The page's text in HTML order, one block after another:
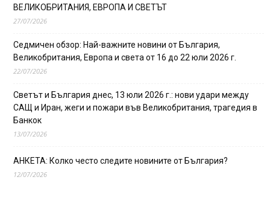
ВЕЛИКОБРИТАНИЯ, ЕВРОПА И СВЕТЪТ
27/07/2026
Седмичен обзор: Най-важните новини от България,
Великобритания, Европа и света от 16 до 22 юли 2026 г.
22/07/2026
Светът и България днес, 13 юли 2026 г.: нови удари между
САЩ и Иран, жеги и пожари във Великобритания, трагедия в
Банкок
13/07/2026
АНКЕТА: Колко често следите новините от България?
12/07/2026